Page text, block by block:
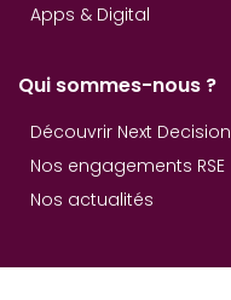
Apps & Digital
Qui sommes-nous ?
Découvrir Next Decision
Nos engagements RSE
Nos actualités